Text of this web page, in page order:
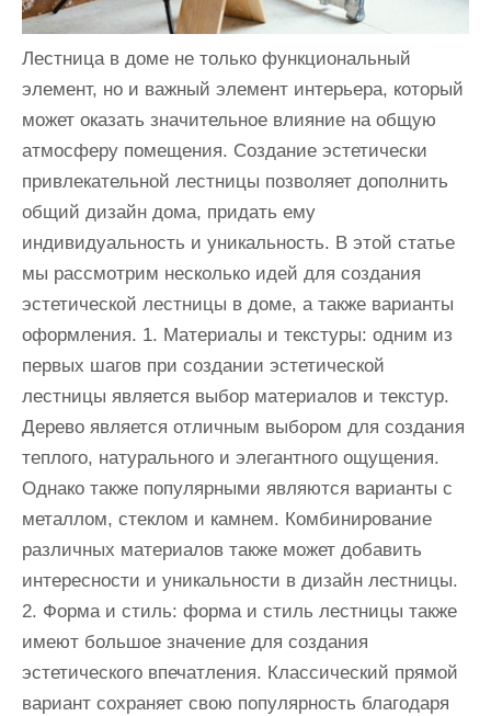
Лестница в доме не только функциональный
элемент, но и важный элемент интерьера, который
может оказать значительное влияние на общую
атмосферу помещения. Создание эстетически
привлекательной лестницы позволяет дополнить
общий дизайн дома, придать ему
индивидуальность и уникальность. В этой статье
мы рассмотрим несколько идей для создания
эстетической лестницы в доме, а также варианты
оформления. 1. Материалы и текстуры: одним из
первых шагов при создании эстетической
лестницы является выбор материалов и текстур.
Дерево является отличным выбором для создания
теплого, натурального и элегантного ощущения.
Однако также популярными являются варианты с
металлом, стеклом и камнем. Комбинирование
различных материалов также может добавить
интересности и уникальности в дизайн лестницы.
2. Форма и стиль: форма и стиль лестницы также
имеют большое значение для создания
эстетического впечатления. Классический прямой
вариант сохраняет свою популярность благодаря